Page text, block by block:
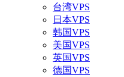
台湾VPS
日本VPS
韩国VPS
美国VPS
英国VPS
德国VPS